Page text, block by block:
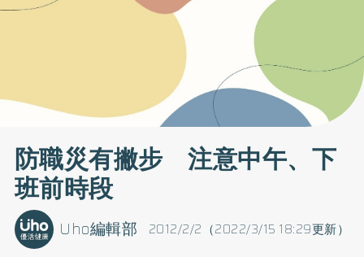
防職災有撇步 注意中午、下
班前時段
2012/2/2（2022/3/15 18:29更新）
Uho編輯部